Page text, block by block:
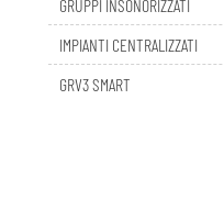
IMPIANTI CENTRALIZZATI
GRV3 SMART